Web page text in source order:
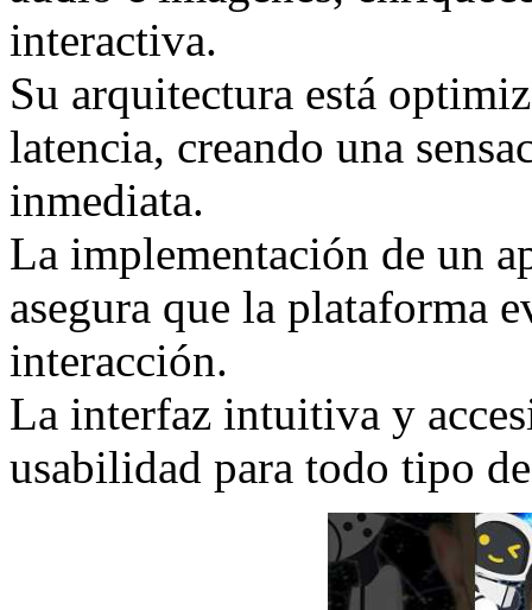
interactiva.
Su arquitectura está
latencia, creando una
inmediata.
La implementación de un
asegura que la plataforma
interacción.
La interfaz intuitiva y
usabilidad para todo tipo